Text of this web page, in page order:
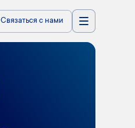
Связаться с нами